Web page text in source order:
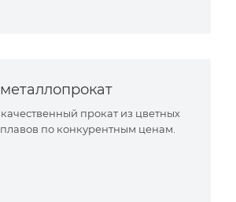
прокат из цветных
по конкурентным ценам.